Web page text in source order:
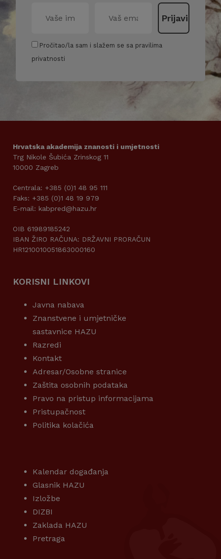
Pročitao/la sam i slažem se sa pravilima
privatnosti
Hrvatska akademija znanosti i umjetnosti
Trg Nikole Šubića Zrinskog 11
10000 Zagreb
Centrala: +385 (0)1 48 95 111
Faks: +385 (0)1 48 19 979
E-mail: kabpred@hazu.hr
OIB 61989185242
IBAN ŽIRO RAČUNA: DRŽAVNI PRORAČUN
HR1210010051863000160
KORISNI LINKOVI
Javna nabava
Znanstvene i umjetničke
sastavnice HAZU
Razredi
Kontakt
Adresar/Osobne stranice
Zaštita osobnih podataka
Pravo na pristup informacijama
Pristupačnost
Politika kolačića
Kalendar događanja
Glasnik HAZU
Izložbe
DIZBI
Zaklada HAZU
Pretraga